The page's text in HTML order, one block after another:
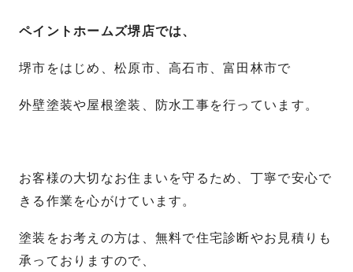
ペイントホームズ堺店では、
堺市をはじめ、松原市、高石市、富田林市で
外壁塗装や屋根塗装、防水工事を行っています。
お客様の大切なお住まいを守るため、丁寧で安心で
きる作業を心がけています。
塗装をお考えの方は、無料で住宅診断やお見積りも
承っておりますので、